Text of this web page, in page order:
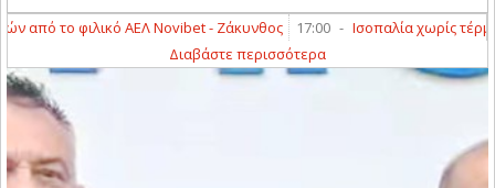
το φιλικό ΑΕΛ Novibet - Ζάκυνθος 17:00 - Ισοπαλία χωρίς
Διαβάστε περισσότερα